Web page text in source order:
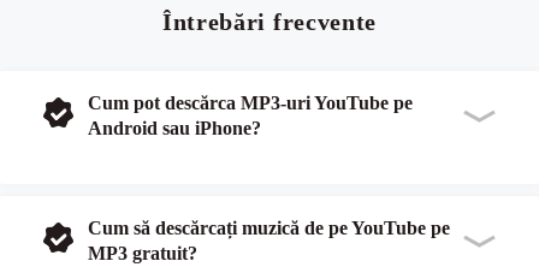
Întrebări frecvente
Cum pot descărca MP3-uri YouTube pe
Android sau iPhone?
Cum să descărcați muzică de pe YouTube pe
MP3 gratuit?